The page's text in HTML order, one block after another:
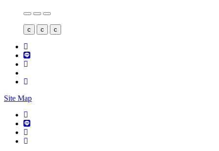
c c c
Site Map